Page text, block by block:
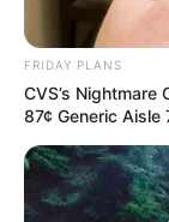
FRIDAY PLANS
CVS’s Nightmare
87¢ Generic Aisle